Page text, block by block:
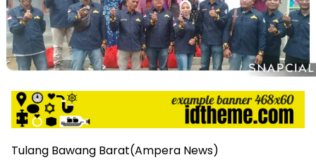
lainnya,
desain
Koran
dan
media
lebih
eksklusif,
bergaya
mengandung
Tulang Bawang Barat(Ampera News)